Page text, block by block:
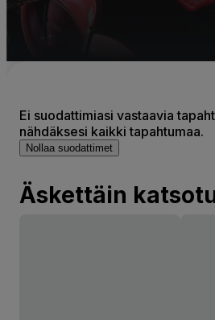
Ei suodattimiasi vastaavia
nähdäksesi kaikki tapahtumaa.
Nollaa suodattimet
Äskettäin